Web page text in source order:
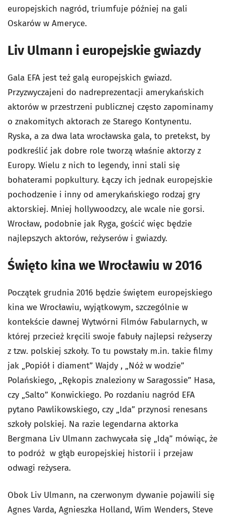
europejskich nagród, triumfuje później na gali
Oskarów w Ameryce.
Liv Ulmann i europejskie gwiazdy
Gala EFA jest też galą europejskich gwiazd.
Przyzwyczajeni do nadreprezentacji amerykańskich
aktorów w przestrzeni publicznej często zapominamy
o znakomitych aktorach ze Starego Kontynentu.
Ryska, a za dwa lata wrocławska gala, to pretekst, by
podkreślić jak dobre role tworzą właśnie aktorzy z
Europy. Wielu z nich to legendy, inni stali się
bohaterami popkultury. Łączy ich jednak europejskie
pochodzenie i inny od amerykańskiego rodzaj gry
aktorskiej. Mniej hollywoodzcy, ale wcale nie gorsi.
Wrocław, podobnie jak Ryga, gościć więc będzie
najlepszych aktorów, reżyserów i gwiazdy.
Święto kina we Wrocławiu w 2016
Początek grudnia 2016 będzie świętem europejskiego
kina we Wrocławiu, wyjątkowym, szczególnie w
kontekście dawnej Wytwórni Filmów Fabularnych, w
której przecież kręcili swoje fabuły najlepsi reżyserzy
z tzw. polskiej szkoły. To tu powstały m.in. takie filmy
jak „Popiół i diament” Wajdy , „Nóż w wodzie”
Polańskiego, „Rękopis znaleziony w Saragossie” Hasa,
czy „Salto” Konwickiego. Po rozdaniu nagród EFA
pytano Pawlikowskiego, czy „Ida” przynosi renesans
szkoły polskiej. Na razie legendarna aktorka
Bergmana Liv Ulmann zachwycała się „Idą” mówiąc, że
to podróż w głąb europejskiej historii i przejaw
odwagi reżysera.
Obok Liv Ulmann, na czerwonym dywanie pojawili się
Agnes Varda, Agnieszka Holland, Wim Wenders, Steve